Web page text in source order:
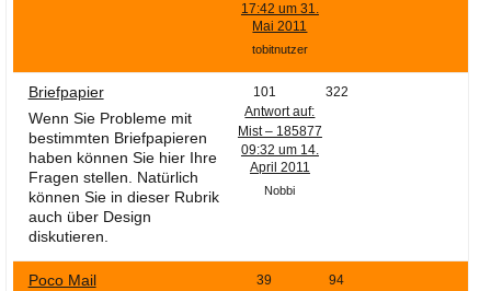
17:42 um 31.
Mai 2011
tobitnutzer
Briefpapier
Wenn Sie Probleme mit
bestimmten Briefpapieren
haben können Sie hier Ihre
Fragen stellen. Natürlich
können Sie in dieser Rubrik
auch über Design
diskutieren.
101
322
Antwort auf:
Mist – 185877
09:32 um 14.
April 2011
Nobbi
Poco Mail
39
94